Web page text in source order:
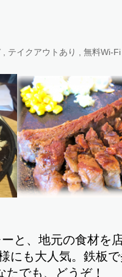
テイクアウトあり , 無料Wi-Fi
と、地元の食材を
も大人気。鉄板
でも、どうぞ！